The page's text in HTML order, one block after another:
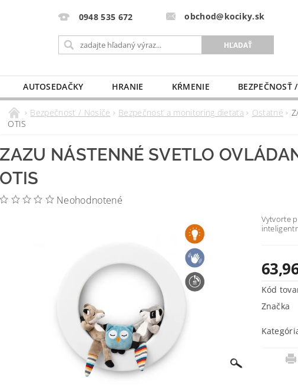
0948 535 672 obchod@kociky.sk
AUTOSEDAČKY HRANIE KŔMENIE BEZPEČNOSŤ
DO PÔRODNICE MLIEKO A VÝŽIVA PRE MAMIČKU
Bezpečnosť / Nosiče Bezpečnosť a monitoring dieťaťa Ostatné
OTIS
ZAZU NÁSTENNÉ SVETLO
OTIS
Neohodnotené
Vytvorte
Kód
Značka